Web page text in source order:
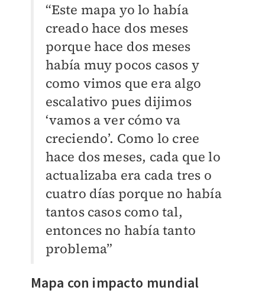
“Este mapa yo lo había
creado hace dos meses
porque hace dos meses
había muy pocos casos y
como vimos que era algo
escalativo pues dijimos
‘vamos a ver cómo va
creciendo’. Como lo cree
hace dos meses, cada que lo
actualizaba era cada tres o
cuatro días porque no había
tantos casos como tal,
entonces no había tanto
problema”
Mapa con impacto mundial